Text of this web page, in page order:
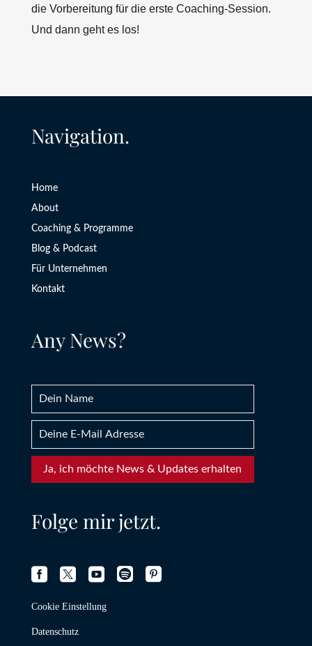
die Vorbereitung für die erste Coaching-Session.
Und dann geht es los!
Navigation.
Home
About
Coaching & Programme
Blog & Podcast
Für Unternehmen
Kontakt
Any News?
Ja, ich möchte News & Updates erhalten
Folge mir jetzt.
    
Cookie Einstellung
Datenschutz